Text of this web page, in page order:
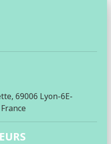
69006 Lyon-6E-